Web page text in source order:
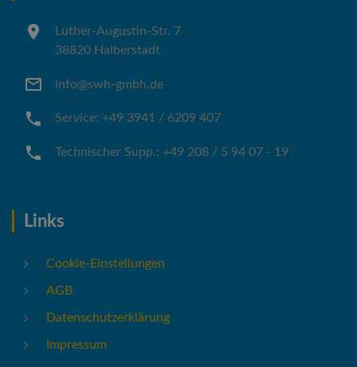
Luther-Augustin-Str. 7
38820 Halberstadt
info@swh-gmbh.de
Service: +49 3941 / 6209 407
Technischer Supp.: +49 208 / 5 94 07 - 19
Links
Cookie-Einstellungen
AGB
Datenschutzerklärung
Impressum